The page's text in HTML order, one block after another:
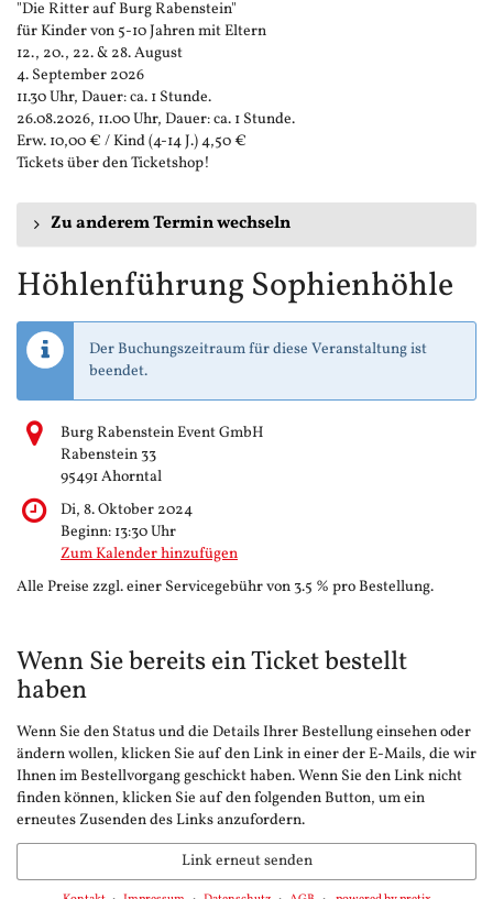
"Die Ritter auf Burg Rabenstein"
für Kinder von 5-10 Jahren mit Eltern
12., 20., 22. & 28. August
4. September 2026
11.30 Uhr, Dauer: ca. 1 Stunde.
26.08.2026, 11.00 Uhr, Dauer: ca. 1 Stunde.
Erw. 10,00 € / Kind (4-14 J.) 4,50 €
Tickets über den Ticketshop!
Zu anderem Termin wechseln
Höhlenführung Sophienhöhle
Der Buchungszeitraum für diese Veranstaltung ist
beendet.
Burg Rabenstein Event GmbH
Rabenstein 33
95491 Ahorntal
Di, 8. Oktober 2024
Beginn: 13:30Uhr
Zum Kalender hinzufügen
Alle Preise zzgl. einer Servicegebühr von 3.5 % pro Bestellung.
Wenn Sie bereits ein Ticket bestellt
haben
Wenn Sie den Status und die Details Ihrer Bestellung einsehen oder
ändern wollen, klicken Sie auf den Link in einer der E-Mails, die wir
Ihnen im Bestellvorgang geschickt haben. Wenn Sie den Link nicht
finden können, klicken Sie auf den folgenden Button, um ein
erneutes Zusenden des Links anzufordern.
Link erneut senden